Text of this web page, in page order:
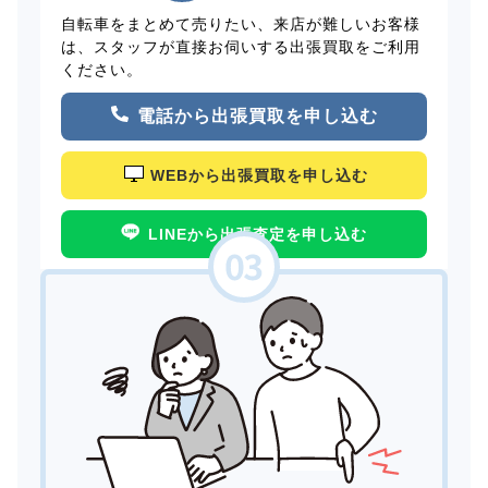
自転車をまとめて売りたい、来店が難しいお客様
は、スタッフが直接お伺いする出張買取をご利用
ください。
電話から出張買取を申し込む
WEBから出張買取を申し込む
LINEから出張査定を申し込む